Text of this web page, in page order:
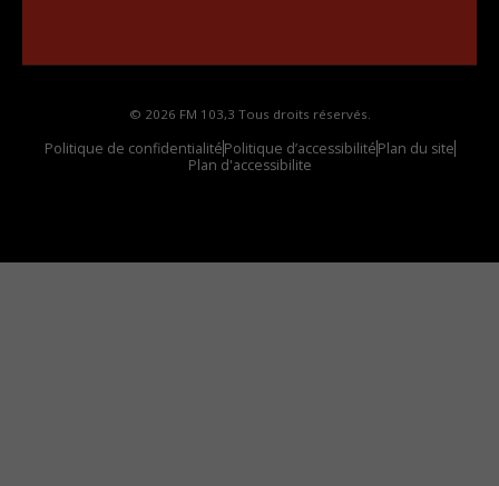
© 2026 FM 103,3 Tous droits réservés.
Politique de confidentialitéPolitique d’accessibilitéPlan du site
Plan d'accessibilite